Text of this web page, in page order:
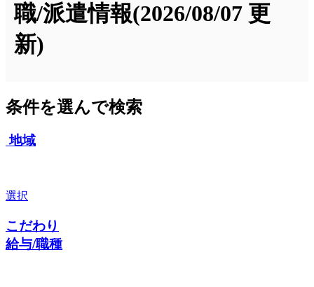
職/派遣情報(2026/08/07 更
新)
条件を選んで検索
地域
選択
こだわり
給与/職種